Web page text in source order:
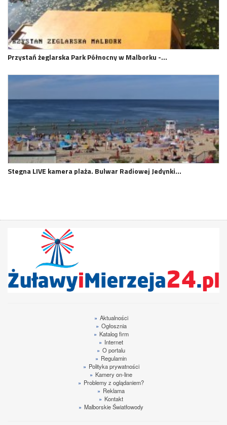
Przystań żeglarska Park Północny w Malborku -…
Stegna LIVE kamera plaża. Bulwar Radiowej Jedynki…
» Aktualności
» Ogłosznia
» Katalog firm
» Internet
» O portalu
» Regulamin
» Polityka prywatności
» Kamery on-line
» Problemy z oglądaniem?
» Reklama
» Kontakt
» Malborskie Światłowody